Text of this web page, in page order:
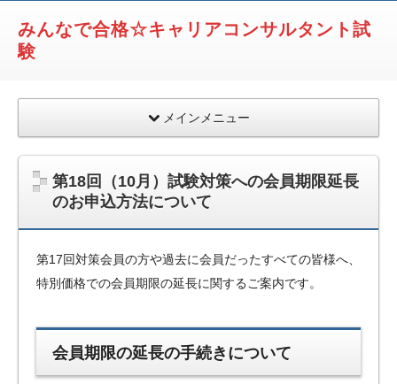
みんなで合格☆キャリアコンサルタント試
験
メインメニュー
第18回（10月）試験対策への会員期限延長
のお申込方法について
第17回対策会員の方や過去に会員だったすべての皆様へ、
特別価格での会員期限の延長に関するご案内です。
会員期限の延長の手続きについて